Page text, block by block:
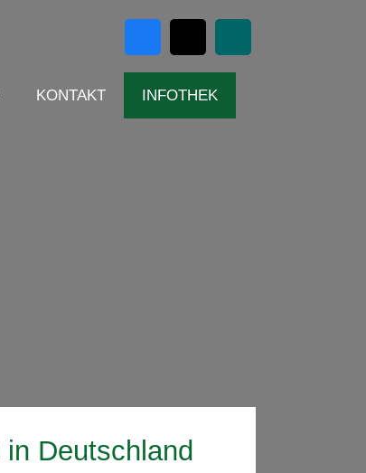
KONTAKT INFOTHEK
Deutschland